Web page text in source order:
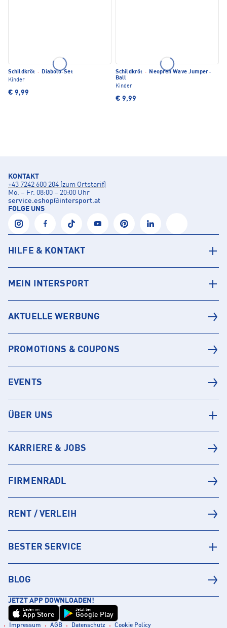
Schildkröt · Diabolo-Set
Kinder
€ 9,99
Schildkröt · Neopren Wave Jumper-
Ball
Kinder
€ 9,99
KONTAKT
+43 7242 600 204 (zum Ortstarif)
Mo. – Fr. 08:00 – 20:00 Uhr
service.eshop@intersport.at
FOLGE UNS
HILFE & KONTAKT
MEIN INTERSPORT
AKTUELLE WERBUNG
PROMOTIONS & COUPONS
EVENTS
ÜBER UNS
KARRIERE & JOBS
FIRMENRADL
RENT / VERLEIH
BESTER SERVICE
BLOG
JETZT APP DOWNLOADEN!
Laden im
App Store
Jetzt bei
Google Play
Impressum AGB Datenschutz Cookie Policy